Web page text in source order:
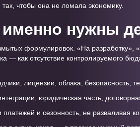
чтобы она не ломала экономику.
нужны
формулировок. «На разработку»,
— как отсутствие контролируемого
лицензии, облака, безопасность,
юридическая часть,
и сезонность, не разваливая